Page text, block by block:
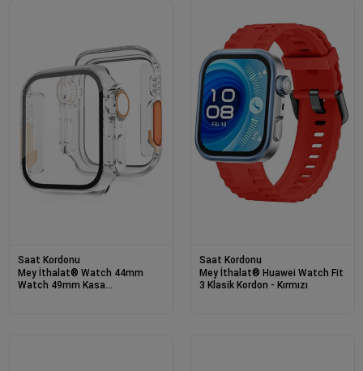
Saat Kordonu
Mey İthalat® Watch 44mm
Watch 49mm Kasa
Saat Kordonu
Mey İthalat® Huawei Watch Fit
3 Klasik Kordon - Kırmızı